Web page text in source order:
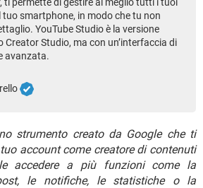
FACEBOOK
tuo smartphone, in modo che tu non
YouTube Studio è la versione
Creator Studio, ma con un’interfaccia di
avanzata.
strumento creato da Google che ti
account come creatore di contenuti
accedere a più funzioni come la
le notifiche, le statistiche o la